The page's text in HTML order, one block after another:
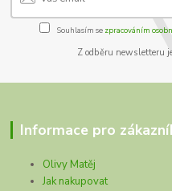
Souhlasím se zpracováním
Z odběru newsletteru
Informace pro
Olivy Matěj
Jak nakupovat